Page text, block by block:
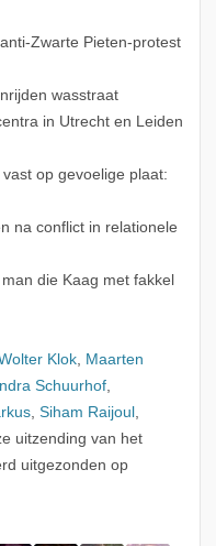
Zwarte Pieten-protest
wasstraat
in Utrecht en Leiden
op gevoelige plaat:
na conflict in relationele
die Kaag met fakkel
Klok, Maarten
Schuurhof,
, Siham Raijoul ,
uitzending van het
uitgezonden op